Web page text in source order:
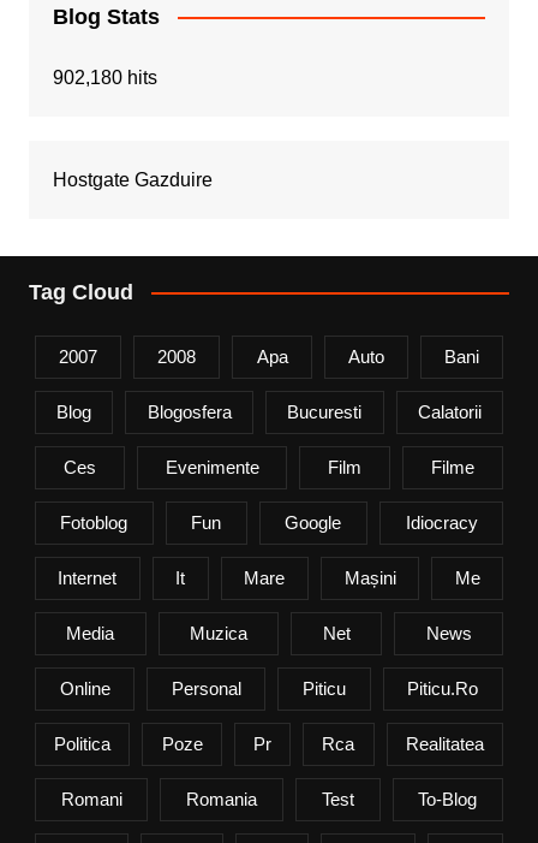
Blog Stats
902,180 hits
Hostgate Gazduire
Tag Cloud
2007 2008 Apa Auto Bani
Blog Blogosfera Bucuresti Calatorii
Ces Evenimente Film Filme
Fotoblog Fun Google Idiocracy
Internet It Mare Mașini Me
Media Muzica Net News
Online Personal Piticu Piticu.ro
Politica Poze Pr Rca Realitatea
Romani Romania Test To-Blog